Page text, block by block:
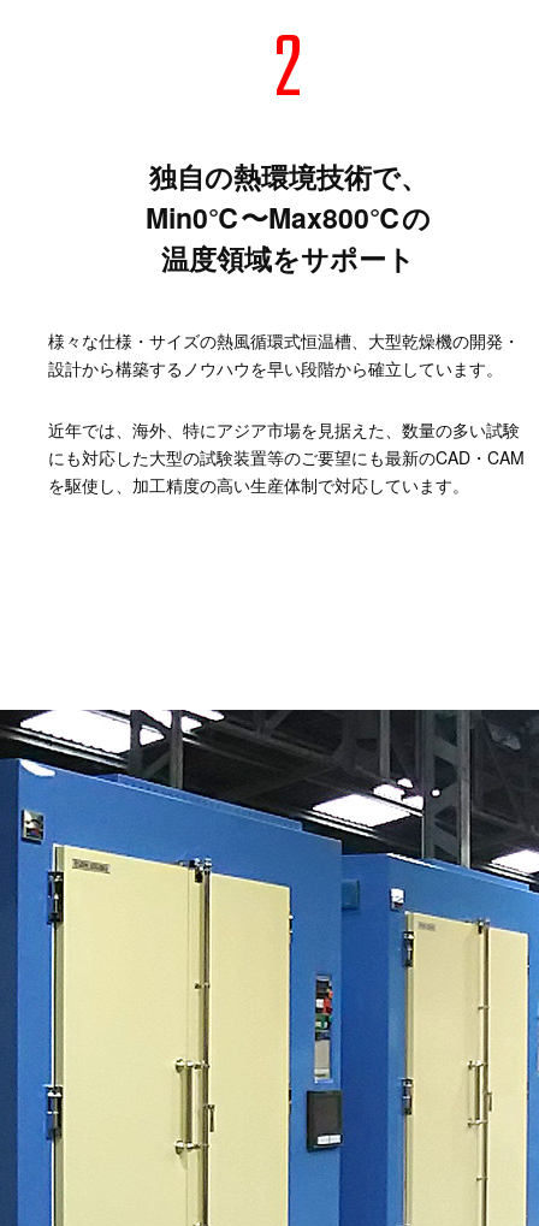
2
独自の熱環境技術で、
Min0℃〜Max800℃の
温度領域をサポート
様々な仕様・サイズの熱風循環式恒温槽、大型乾燥機の開発・
設計から構築するノウハウを早い段階から確立しています。
近年では、海外、特にアジア市場を見据えた、数量の多い試験
にも対応した大型の試験装置等のご要望にも最新のCAD・CAM
を駆使し、加工精度の高い生産体制で対応しています。